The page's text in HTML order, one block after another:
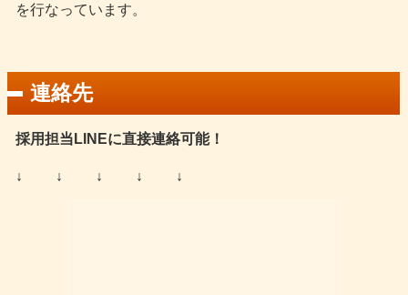
を行なっています。
連絡先
採用担当LINEに直接連絡可能！
↓ ↓ ↓ ↓ ↓